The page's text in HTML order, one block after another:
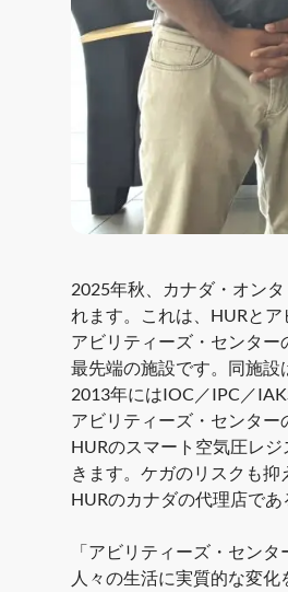
2025年秋、カナダ・オン
れます。これは、HURと
アビリティーズ・センタ
最先端の施設です。同施設
2013年にはIOC／IPC／
アビリティーズ・センター
HURのスマート空気圧レ
きます。ケガのリスクも抑
HURのカナダの代理店で
「アビリティーズ・セン
人々の生活に実質的な変化